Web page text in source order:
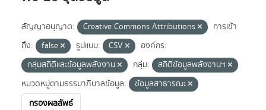
สัญญาอนุญาต: Creative Commons Attributions
การเข้า
ถึง:
false รูปแบบ: CSV
องค์กร:
กลุ่มสถิติและข้อมูลพลังงาน
กลุ่ม:
สถิติข้อมูลพลังงานฯ
หมวดหมู่ตามธรรมาภิบาลข้อมูล:
ข้อมูลสาธารณะ
กรองผลลัพธ์